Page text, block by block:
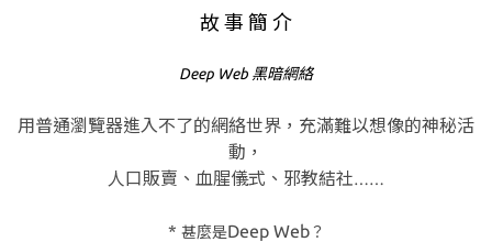
故 事 簡 介
Deep Web 黑暗網絡
用普通瀏覽器進入不了的網絡世界，充滿難以想像的神秘活
動，
人口販賣、血腥儀式、邪教結社……
* 甚麼是Deep Web？